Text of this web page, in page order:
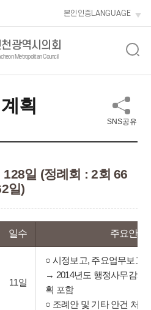
본인인증LANGUAGE
광역시의회
Metropolitan Council
획
SNS공유
일 (정례회 : 2회 66
일)
일수 주요안건
11일
○ 시정보고, 주요업무보고
→ 2014년도 행정사무감사
획 포함
○ 조례안 및 기타 안건 처리